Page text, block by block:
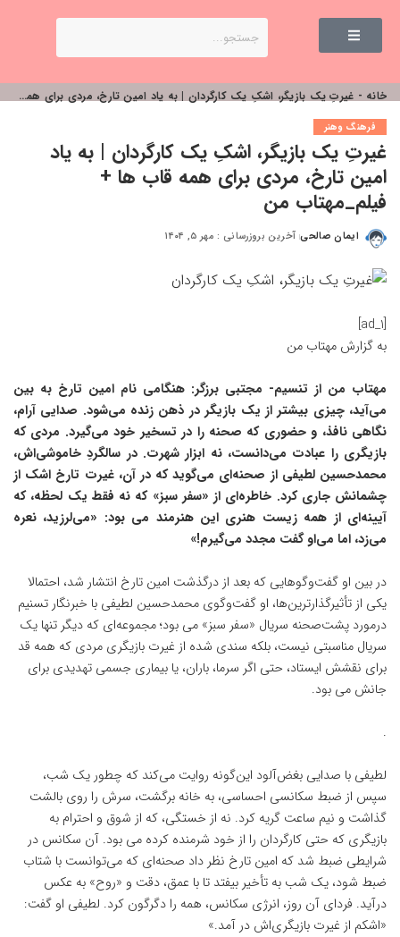
خانه - غیرتِ یک بازیگر، اشکِ یک کارگردان | به یاد امین تارخ، مردی برای همه قاب ها + فیلم_مهتاب من
فرهنگ وهنر
غیرتِ یک بازیگر، اشکِ یک کارگردان | به یاد
امین تارخ، مردی برای همه قاب ها +
فیلم_مهتاب من
ایمان صالحی آخرین بروزرسانی : مهر ۵, ۱۴۰۴
[ad_1]
به گزارش مهتاب من
مهتاب من از تنسیم- مجتبی برزگر: هنگامی نام امین تارخ به بین
می‌آید، چیزی بیشتر از یک بازیگر در ذهن زنده می‌شود. صدایی آرام،
نگاهی نافذ، و حضوری که صحنه را در تسخیر خود می‌گیرد. مردی که
بازیگری را عبادت می‌دانست، نه ابزار شهرت. در سالگردِ خاموشی‌اش،
محمدحسین لطیفی از صحنه‌ای می‌گوید که در آن، غیرت تارخ اشک از
چشمانش جاری کرد. خاطره‌ای از «سفر سبز» که نه فقط یک لحظه، که
آیینه‌ای از همه زیست هنری این هنرمند می بود: «می‌لرزید، نعره
می‌زد، اما می‌او گفت مجدد می‌گیرم!»
در بین او گفت‌وگوهایی که بعد از درگذشت امین تارخ انتشار شد، احتمالا
یکی از تأثیرگذارترین‌ها، او گفت‌وگوی محمدحسین لطیفی با خبرنگار تسنیم
درمورد پشت‌صحنه سریال «سفر سبز» می بود؛ مجموعه‌ای که دیگر تنها یک
سریال مناسبتی نیست، بلکه سندی شده از غیرت بازیگری مردی که همه قد
برای نقشش ایستاد، حتی اگر سرما، باران، یا بیماری جسمی تهدیدی برای
جانش می بود.
.
لطیفی با صدایی بغض‌آلود این‌گونه روایت می‌کند که چطور یک شب،
سپس از ضبط سکانسی احساسی، به خانه برگشت، سرش را روی بالشت
گذاشت و نیم ساعت گریه کرد. نه از خستگی، که از شوق و احترام به
بازیگری که حتی کارگردان را از خود شرمنده کرده می بود. آن سکانس در
شرایطی ضبط شد که امین تارخ نظر داد صحنه‌ای که می‌توانست با شتاب
ضبط شود، یک شب به تأخیر بیفتد تا با عمق، دقت و «روح» به عکس
درآید. فردای آن روز، انرژی سکانس، همه را دگرگون کرد. لطیفی او گفت:
«اشکم از غیرت بازیگری‌اش در آمد.»